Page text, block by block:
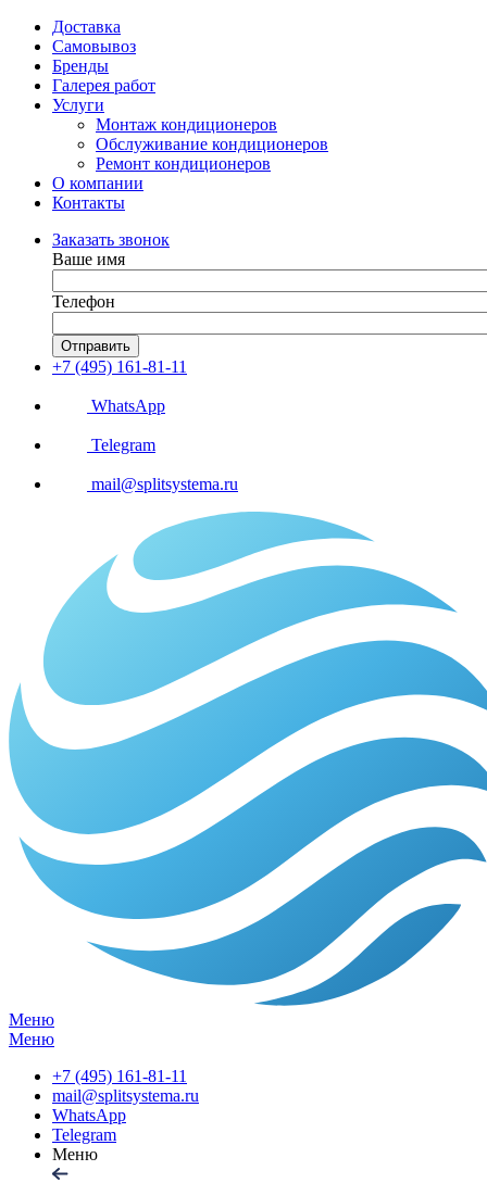
Доставка
Самовывоз
Бренды
Галерея работ
Услуги
Монтаж кондиционеров
Обслуживание кондиционеров
Ремонт кондиционеров
О компании
Контакты
Заказать звонок
Ваше имя
Телефон
Отправить
+7 (495) 161-81-11
WhatsApp
Telegram
mail@splitsystema.ru
Меню
Меню
+7 (495) 161-81-11
mail@splitsystema.ru
WhatsApp
Telegram
Меню